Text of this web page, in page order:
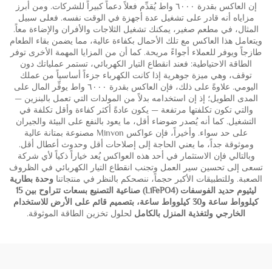
إن العاكس بقدرة ٦٠٠٠ واط يُقدِّم فعلاً دعماً كبيراً للشركات. ومن أبرز
مزاياه أنه قادر على تشغيل عدة أجهزة في الوقت نفسه. فعلى سبيل
المثال، في مطعم صغير، يمكنك تشغيل الثلاجات والأفران والإضاءة معاً.
ويتعامل هذا العاكس مع تلك الأحمال بكفاءة عالية، مما يضمن بقاء الطعام
طازجاً ويوفر للعملاء أجواءً مريحة. كما أن من المزايا المهمة الأخرى توفر
الطاقة الاحتياطية: فعند انقطاع التيار الكهربائي، تستمر عملياتك دون
توقف، وهي ميزة جوهرية إذا كانت الكهرباء جزءاً أساسياً من عملك
اليومي. علاوةً على ذلك، فإن العاكس بقدرة ٦٠٠٠ واط يوفِّر المال على
المدى الطويل؛ إذ إن استخدامه بدلاً من المولدات التي تعمل بالبنزين —
والتي تكون تكلفتها مرتفعة — يكون عادةً أكثر كفاءة وأقل تكلفة في
التشغيل. كما أنه يُصدر ضوضاء أقل، ما يعود بالنفع على البيئة والجيران
على حد سواء. وأخيراً، فإن عواكس Minvon مصنوعة بمتانة عالية
وموثوقة جداً، ما يعني الحاجة إلى إصلاحات أقل وحدوث أعطال أقل.
وبالتالي فإن الاستثمار في أحد هذه العواكس يُعد خياراً ذكياً لأي شركة
تسعى إلى تحسين سير العمل وتجنب انقطاع التيار الكهربائي في الظروف
الصعبة. وللتطبيقات الأكبر حجماً، ننصحكم بالنظر في منتجاتنا وحدة بطارية
ليثيوم حديد الفوسفات (LiFePO4) صناعية التصنيع بسعات تتراوح بين 15
كيلوواط ساعة و30 كيلوواط ساعة، بتصميم قائم على الأرض للاستخدام
الخارجي ولتغذية المنزل بالكامل لحلول تخزين الطاقة الموثوقة.